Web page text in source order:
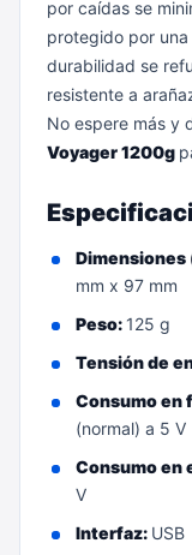
por caídas se
protegido por
durabilidad se
resistente a
No espere más y
Voyager 1200g
Dimensiones
mm x 97 mm
Peso: 125 g
Tensión de
Consumo en
(normal) a 5 V
Consumo en
V
Interfaz: USB